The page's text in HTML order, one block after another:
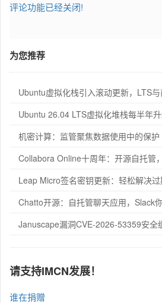
评论功能已经关闭!
为您推荐
Ubuntu虚拟化栈引入滚动更新，LTS
Ubuntu 26.04 LTS虚拟化堆栈每半年
机密计算：监管聚焦数据使用中的保护
Collabora Online十周年：开源自托管
Leap Micro签名密钥更新：轻松解决
Chatto开源：自托管聊天应用，Slack
Januscape漏洞CVE-2026-53359安全
请支持IMCN发展！
谁在捐赠